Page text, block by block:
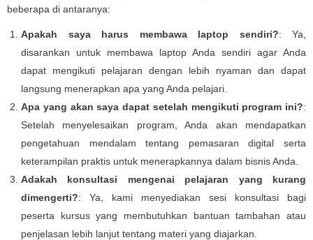
beberapa di antaranya:
Apakah saya harus membawa laptop sendiri?: Ya,
disarankan untuk membawa laptop Anda sendiri agar Anda
dapat mengikuti pelajaran dengan lebih nyaman dan dapat
langsung menerapkan apa yang Anda pelajari.
Apa yang akan saya dapat setelah mengikuti program ini?:
Setelah menyelesaikan program, Anda akan mendapatkan
pengetahuan mendalam tentang pemasaran digital serta
keterampilan praktis untuk menerapkannya dalam bisnis Anda.
Adakah konsultasi mengenai pelajaran yang kurang
dimengerti?: Ya, kami menyediakan sesi konsultasi bagi
peserta kursus yang membutuhkan bantuan tambahan atau
penjelasan lebih lanjut tentang materi yang diajarkan.